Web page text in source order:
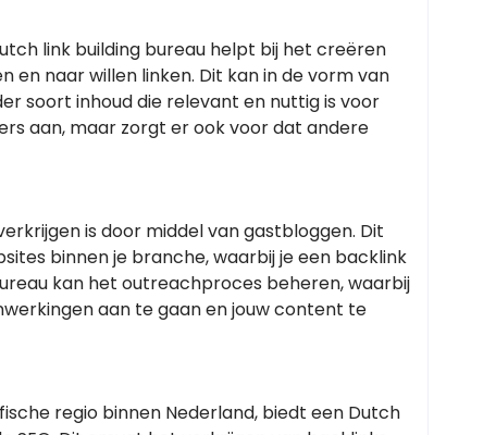
link building bureau helpt bij het creëren
naar willen linken. Dit kan in de vorm van
soort inhoud die relevant en nuttig is voor
aan, maar zorgt er ook voor dat andere
is door middel van gastbloggen. Dit
binnen je branche, waarbij je een backlink
kan het outreachproces beheren, waarbij
aan te gaan en jouw content te
regio binnen Nederland, biedt een Dutch